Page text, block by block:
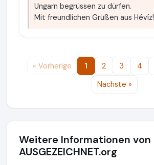
Ungarn begrüssen zu dürfen.
Mit freundlichen Grüßen aus Hévíz!
« Vorherige 1 2 3 4
Nächste »
Weitere Informationen von
AUSGEZEICHNET.org